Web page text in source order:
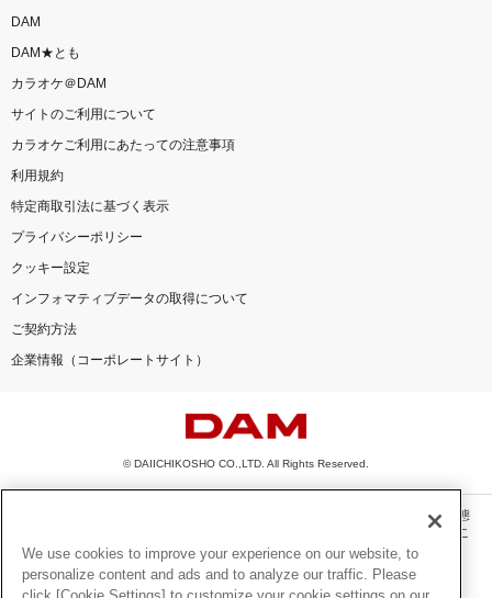
DAM
DAM★とも
カラオケ＠DAM
サイトのご利用について
カラオケご利用にあたっての注意事項
利用規約
特定商取引法に基づく表示
プライバシーポリシー
クッキー設定
インフォマティブデータの取得について
ご契約方法
企業情報（コーポレートサイト）
© DAIICHIKOSHO CO.,LTD. All Rights Reserved.
このサイトに掲載されている一切の文章・画像・写真・動画・音声等を、手段や形態
を問わず、著作権法の定める範囲を超えて無断で複製、転載、ファイル化などするこ
とを禁じます。
楽曲及びコンテンツは、機種によりご利用いただけない場合があります。
We use cookies to improve your experience on our website, to
personalize content and ads and to analyze our traffic. Please